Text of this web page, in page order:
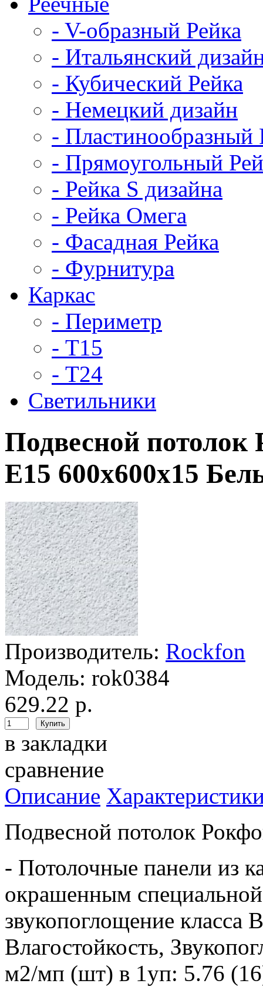
- V-образный Рейка
- Итальянский
- Кубический Рейка
- Немецкий дизайн
- Пластинообразный
- Прямоугольный
- Рейка S дизайна
- Рейка Омега
- Фасадная Рейка
- Фурнитура
Каркас
- Периметр
- Т15
- Т24
Светильники
Подвесной
E15 600x600x15
Производитель: Rockfon
Модель: rok0384
629.22 р.
в закладки
сравнение
Описание
Подвесной потолок
- Потолочные панели из
окрашенным специальной
звукопоглощение класса
Влагостойкость,
м2/мп (шт) в 1уп: 5.76